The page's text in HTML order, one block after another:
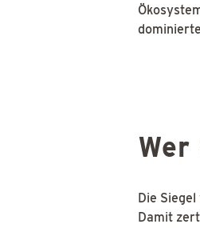
Die
Damit